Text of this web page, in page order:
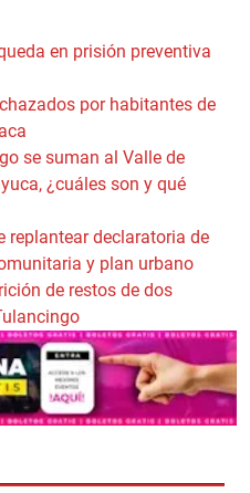
en prisión preventiva
por habitantes de
se suman al Valle de
¿cuáles son y qué
replantear declaratoria de
y plan urbano
de restos de dos